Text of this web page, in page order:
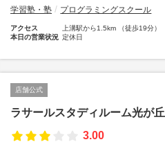
学習塾・塾 プログラミングスクール
アクセス
上溝駅から1.5km （徒歩19分）
本日の営業状況 定休日
店舗公式
ラサールスタディルーム光が丘
3.00